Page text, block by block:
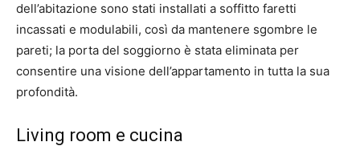
dell’abitazione sono stati installati a soffitto faretti
incassati e modulabili, così da mantenere sgombre le
pareti; la porta del soggiorno è stata eliminata per
consentire una visione dell’appartamento in tutta la sua
profondità.
Living room e cucina